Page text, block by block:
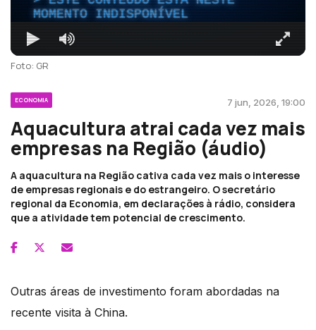
MOMENTO INDISPONÍVEL
Foto: GR
ECONOMIA 7 jun, 2026, 19:00
Aquacultura atrai cada vez mais
empresas na Região (áudio)
A aquacultura na Região cativa cada vez mais o interesse
de empresas regionais e do estrangeiro. O secretário
regional da Economia, em declarações à rádio, considera
que a atividade tem potencial de crescimento.
Outras áreas de investimento foram abordadas na
recente visita à China.